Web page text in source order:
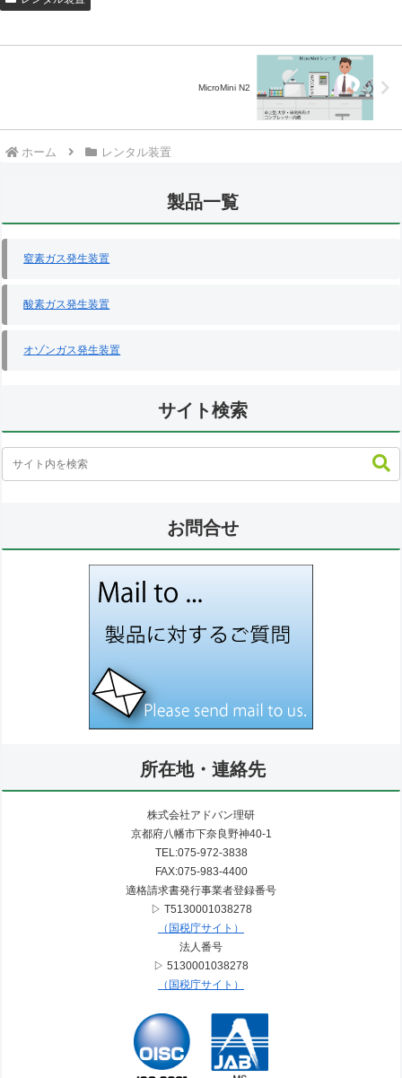
MicroMini N2
ホーム レンタル装置
製品一覧
窒素ガス発生装置
酸素ガス発生装置
オゾンガス発生装置
サイト検索
お問合せ
所在地・連絡先
株式会社アドバン理研
京都府八幡市下奈良野神40-1
TEL:075-972-3838
FAX:075-983-4400
適格請求書発行事業者登録番号
▷ T5130001038278
（国税庁サイト）
法人番号
▷ 5130001038278
（国税庁サイト）